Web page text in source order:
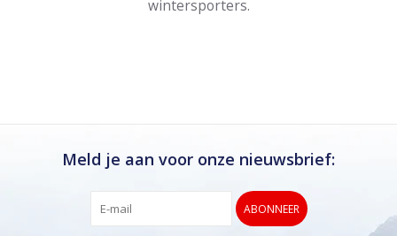
wintersporters.
Meld je aan voor onze nieuwsbrief:
ABONNEER